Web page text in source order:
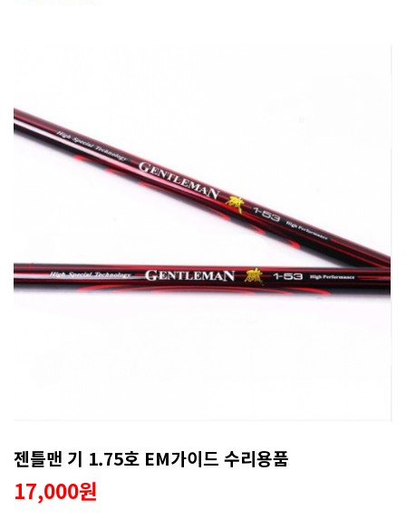
젠틀맨 기 1.75호 EM가이드 수리용품
17,000원